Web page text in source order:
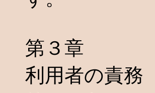
第３章
利用者の責務